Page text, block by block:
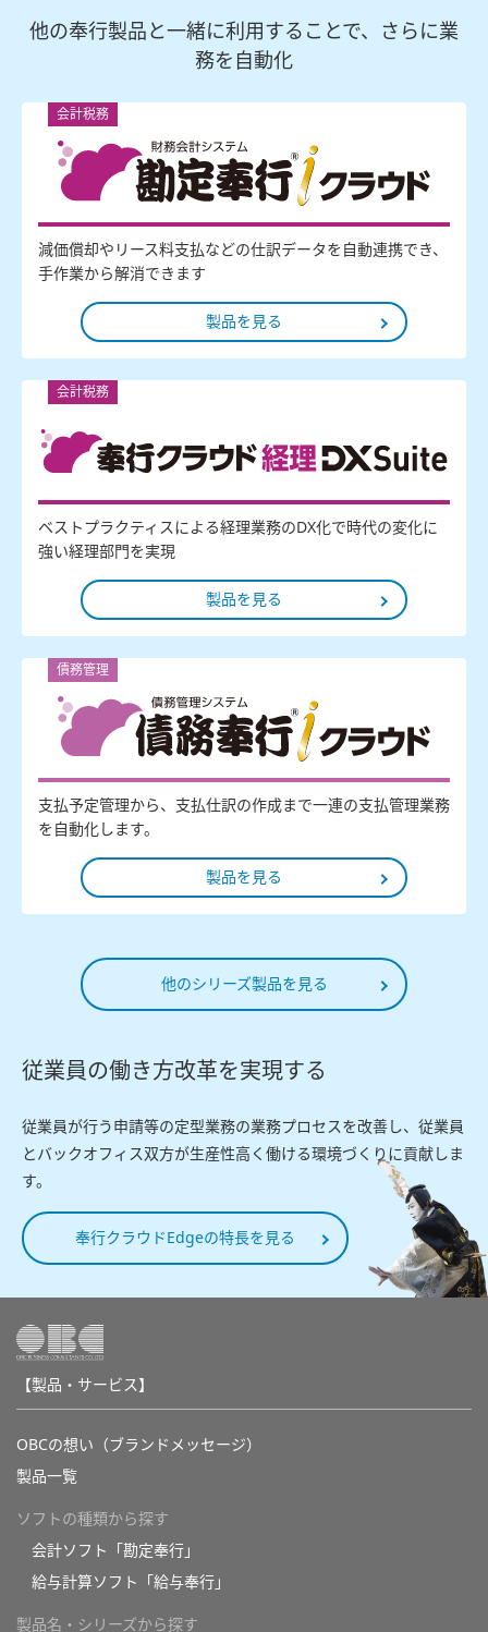
他の奉行製品と一緒に利用することで、さらに業
務を自動化
会計税務
減価償却やリース料支払などの仕訳データを自動連携でき、
手作業から解消できます
製品を見る
会計税務
ベストプラクティスによる経理業務のDX化で時代の変化に
強い経理部門を実現
製品を見る
債務管理
支払予定管理から、支払仕訳の作成まで一連の支払管理業務
を自動化します。
製品を見る
他のシリーズ製品を見る
従業員の働き方改革を実現する
従業員が行う申請等の定型業務の業務プロセスを改善し、従業員
とバックオフィス双方が生産性高く働ける環境づくりに貢献しま
す。
奉行クラウドEdgeの特長を見る
【製品・サービス】
OBCの想い（ブランドメッセージ）
製品一覧
ソフトの種類から探す
会計ソフト「勘定奉行」
給与計算ソフト「給与奉行」
製品名・シリーズから探す